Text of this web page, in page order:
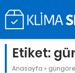
Etiket:
Anasayfa »